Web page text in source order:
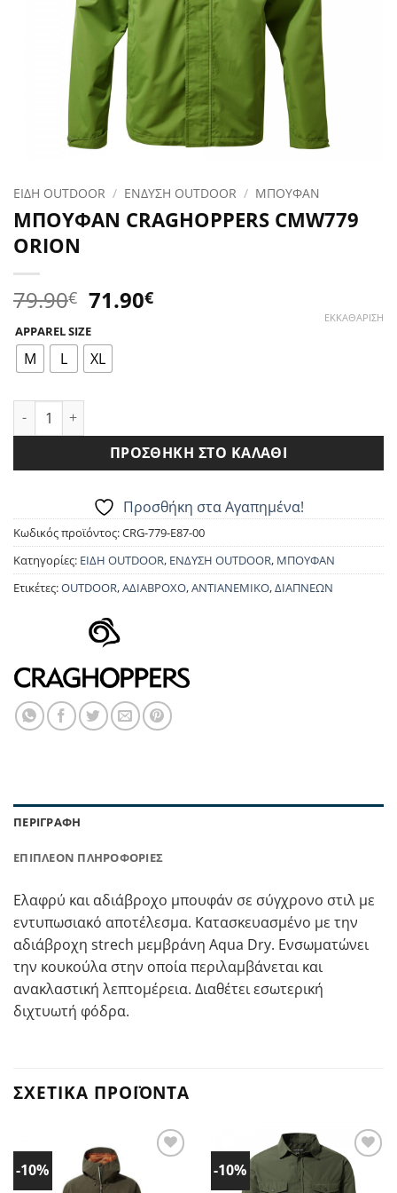
ΕΙΔΗ OUTDOOR / ΕΝΔΥΣΗ OUTDOOR / ΜΠΟΥΦΑΝ
ΜΠΟΥΦΑΝ CRAGHOPPERS CMW779
ORION
79.90€ Original
price
was:
79.90€.
71.90€Η
APPAREL SIZE
M L XL
ΕΚΚΑΘΆΡΙΣΗ
ΜΠΟΥΦΑΝ CRAGHOPPERS CMW779 ORION ποσότητα
ΠΡΟΣΘΉΚΗ ΣΤΟ ΚΑΛΆΘΙ
Προσθήκη στα Αγαπημένα!
Κωδικός προϊόντος:CRG-779-E87-00
Κατηγορίες: ΕΙΔΗ OUTDOOR, ΕΝΔΥΣΗ OUTDOOR, ΜΠΟΥΦΑΝ
Ετικέτες:OUTDOOR,ΑΔΙΑΒΡΟΧΟ,ΑΝΤΙΑΝΕΜΙΚΟ,ΔΙΑΠΝΕΩΝ
ΠΕΡΙΓΡΑΦΉ
ΕΠΙΠΛΈΟΝ ΠΛΗΡΟΦΟΡΊΕΣ
Ελαφρύ και αδιάβροχο μπουφάν σε σύγχρονο στιλ με
εντυπωσιακό αποτέλεσμα. Κατασκευασμένο με την
αδιάβροχη strech μεμβράνη Aqua Dry. Ενσωματώνει
την κουκούλα στην οποία περιλαμβάνεται και
ανακλαστική λεπτομέρεια. Διαθέτει εσωτερική
διχτυωτή φόδρα.
ΣΧΕΤΙΚΆ ΠΡΟΪΌΝΤΑ
-10% -10%
Προσθήκη
στα